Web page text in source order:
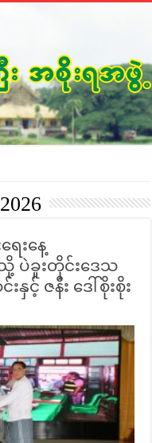
ေးနေ့
ပဲခူးတိုင်းဒေသ
နှင့် ဇနီး ဒေါ်စိုးစိုး